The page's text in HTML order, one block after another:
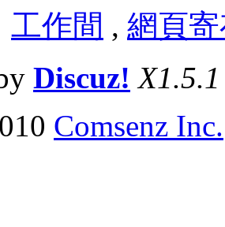
工作間 , 網頁
Discuz! X1.5.1
Comsenz Inc.